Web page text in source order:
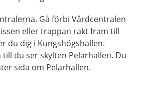
Gå förbi Vårdcentralen
eller trappan rakt fram till
du dig i Kungshögshallen.
du ser skylten Pelarhallen. Du
sida om Pelarhallen.